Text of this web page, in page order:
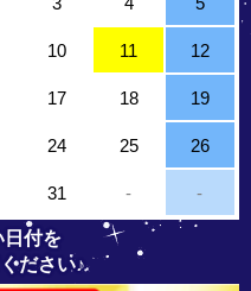
10 11 12
17 18 19
24 25 26
31 - -
日付を
ださい♪